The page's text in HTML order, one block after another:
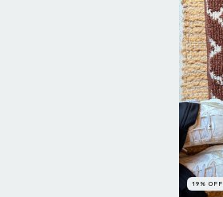
19 % OFF